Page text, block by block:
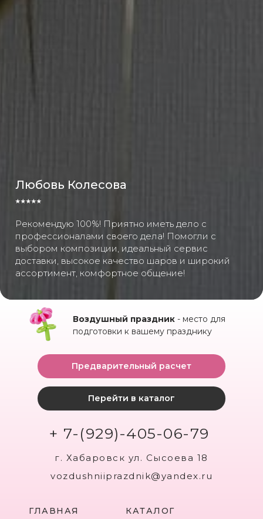
Любовь Колесова
⭑⭑⭑⭑⭑
Рекомендую 100%! Приятно иметь дело с
профессионалами своего дела! Помогли с
выбором композиции, идеальный сервис
доставки, высокое качество шаров и широкий
ассортимент, комфортное общение!
Воздушный праздник - место для
подготовки к вашему празднику
ГЛАВНАЯ
Перейти в каталог
Предварительный расчет
+ 7-(929)-405-06-79
г. Хабаровск ул. Сысоева 18
vozdushniiprazdnik@yandex.ru
КАТАЛОГ